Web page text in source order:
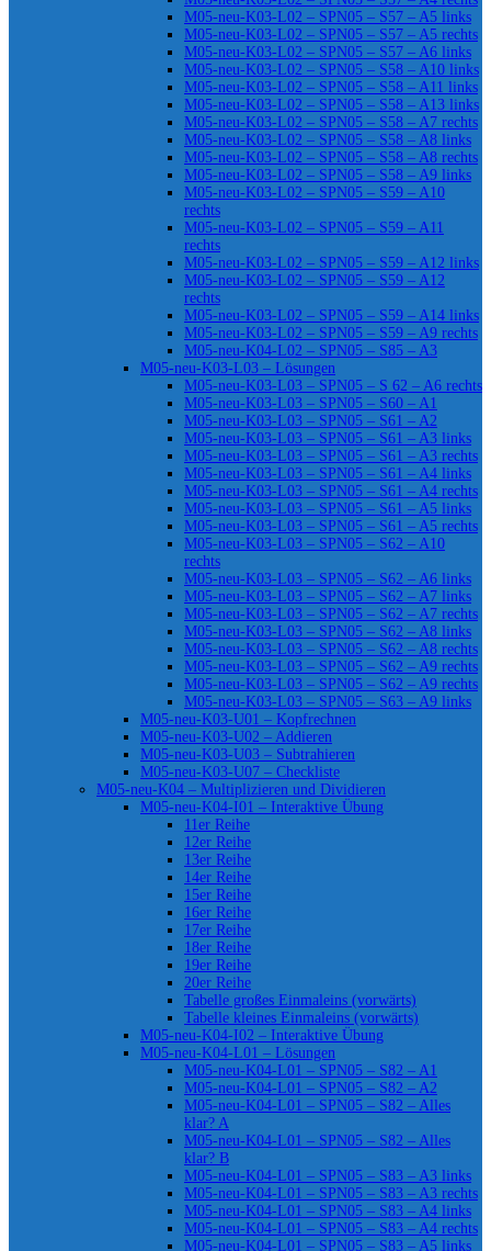
M05-neu-K03-L02 – SPN05 – S57 – A5 links
M05-neu-K03-L02 – SPN05 – S57 – A5 rechts
M05-neu-K03-L02 – SPN05 – S57 – A6 links
M05-neu-K03-L02 – SPN05 – S58 – A10 links
M05-neu-K03-L02 – SPN05 – S58 – A11 links
M05-neu-K03-L02 – SPN05 – S58 – A13 links
M05-neu-K03-L02 – SPN05 – S58 – A7 rechts
M05-neu-K03-L02 – SPN05 – S58 – A8 links
M05-neu-K03-L02 – SPN05 – S58 – A8 rechts
M05-neu-K03-L02 – SPN05 – S58 – A9 links
M05-neu-K03-L02 – SPN05 – S59 – A10
rechts
M05-neu-K03-L02 – SPN05 – S59 – A11
rechts
M05-neu-K03-L02 – SPN05 – S59 – A12 links
M05-neu-K03-L02 – SPN05 – S59 – A12
rechts
M05-neu-K03-L02 – SPN05 – S59 – A14 links
M05-neu-K03-L02 – SPN05 – S59 – A9 rechts
M05-neu-K04-L02 – SPN05 – S85 – A3
M05-neu-K03-L03 – Lösungen
M05-neu-K03-L03 – SPN05 – S 62 – A6 rechts
M05-neu-K03-L03 – SPN05 – S60 – A1
M05-neu-K03-L03 – SPN05 – S61 – A2
M05-neu-K03-L03 – SPN05 – S61 – A3 links
M05-neu-K03-L03 – SPN05 – S61 – A3 rechts
M05-neu-K03-L03 – SPN05 – S61 – A4 links
M05-neu-K03-L03 – SPN05 – S61 – A4 rechts
M05-neu-K03-L03 – SPN05 – S61 – A5 links
M05-neu-K03-L03 – SPN05 – S61 – A5 rechts
M05-neu-K03-L03 – SPN05 – S62 – A10
rechts
M05-neu-K03-L03 – SPN05 – S62 – A6 links
M05-neu-K03-L03 – SPN05 – S62 – A7 links
M05-neu-K03-L03 – SPN05 – S62 – A7 rechts
M05-neu-K03-L03 – SPN05 – S62 – A8 links
M05-neu-K03-L03 – SPN05 – S62 – A8 rechts
M05-neu-K03-L03 – SPN05 – S62 – A9 rechts
M05-neu-K03-L03 – SPN05 – S62 – A9 rechts
M05-neu-K03-L03 – SPN05 – S63 – A9 links
M05-neu-K03-U01 – Kopfrechnen
M05-neu-K03-U02 – Addieren
M05-neu-K03-U03 – Subtrahieren
M05-neu-K03-U07 – Checkliste
M05-neu-K04 – Multiplizieren und Dividieren
M05-neu-K04-I01 – Interaktive Übung
11er Reihe
12er Reihe
13er Reihe
14er Reihe
15er Reihe
16er Reihe
17er Reihe
18er Reihe
19er Reihe
20er Reihe
Tabelle großes Einmaleins (vorwärts)
Tabelle kleines Einmaleins (vorwärts)
M05-neu-K04-I02 – Interaktive Übung
M05-neu-K04-L01 – Lösungen
M05-neu-K04-L01 – SPN05 – S82 – A1
M05-neu-K04-L01 – SPN05 – S82 – A2
M05-neu-K04-L01 – SPN05 – S82 – Alles
klar? A
M05-neu-K04-L01 – SPN05 – S82 – Alles
klar? B
M05-neu-K04-L01 – SPN05 – S83 – A3 links
M05-neu-K04-L01 – SPN05 – S83 – A3 rechts
M05-neu-K04-L01 – SPN05 – S83 – A4 links
M05-neu-K04-L01 – SPN05 – S83 – A4 rechts
M05-neu-K04-L01 – SPN05 – S83 – A5 links